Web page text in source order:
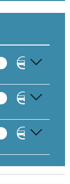
Buss
Buss
VY710